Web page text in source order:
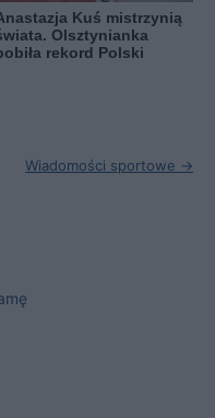
Kuś mistrzynią
Olsztynianka
rekord Polski
Wiadomości sportowe →